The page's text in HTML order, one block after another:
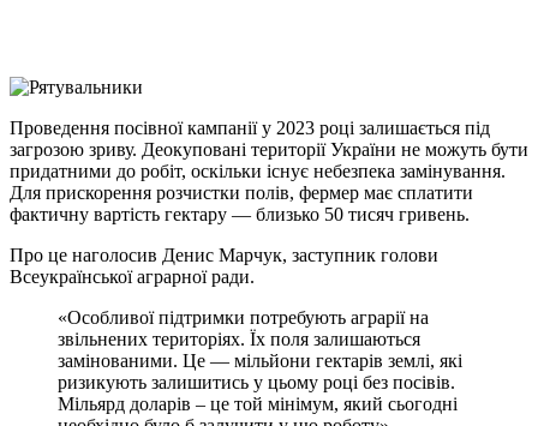
Link
Print
Проведення посівної кампанії у 2023 році залишається під
загрозою зриву. Деокуповані території України не можуть бути
придатними до робіт, оскільки існує небезпека замінування.
Для прискорення розчистки полів, фермер має сплатити
фактичну вартість гектару — близько 50 тисяч гривень.
Про це наголосив Денис Марчук, заступник голови
Всеукраїнської аграрної ради.
«Особливої підтримки потребують аграрії на
звільнених територіях. Їх поля залишаються
замінованими. Це — мільйони гектарів землі, які
ризикують залишитись у цьому році без посівів.
Мільярд доларів – це той мінімум, який сьогодні